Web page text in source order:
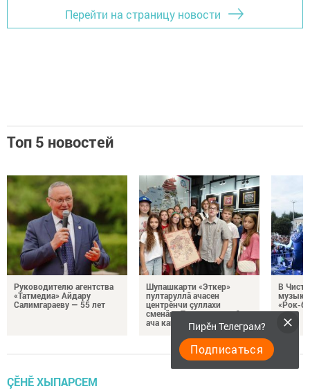
Перейти на страницу новости
Топ 5 новостей
Руководителю агентства
«Татмедиа» Айдару
Салимгараеву — 55 лет
Шупашкарти «Эткер»
пултаруллă ачасен
центрӗнчи çуллахи
сменăна Тутарстанран 6
ача кайнă
В
«Рок-
ÇӖНӖ ХЫПАРСЕМ
Пирӗн Телеграм?
Подписаться